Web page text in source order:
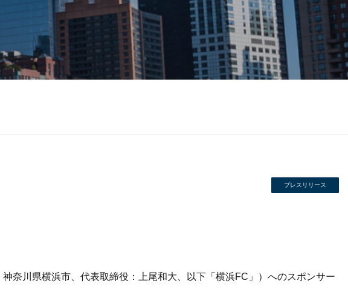
プレスリリース
川県横浜市、代表取締役：上尾和大、以下「横浜FC」）へのスポンサー